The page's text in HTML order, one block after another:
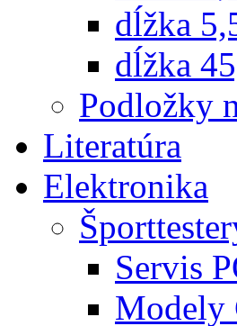
dĺžka
dĺžka
Podložky
Literatúra
Elektronika
Servis